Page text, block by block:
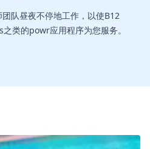
队昼夜不停地工作，以使B12
类的powr应用程序为您服务。